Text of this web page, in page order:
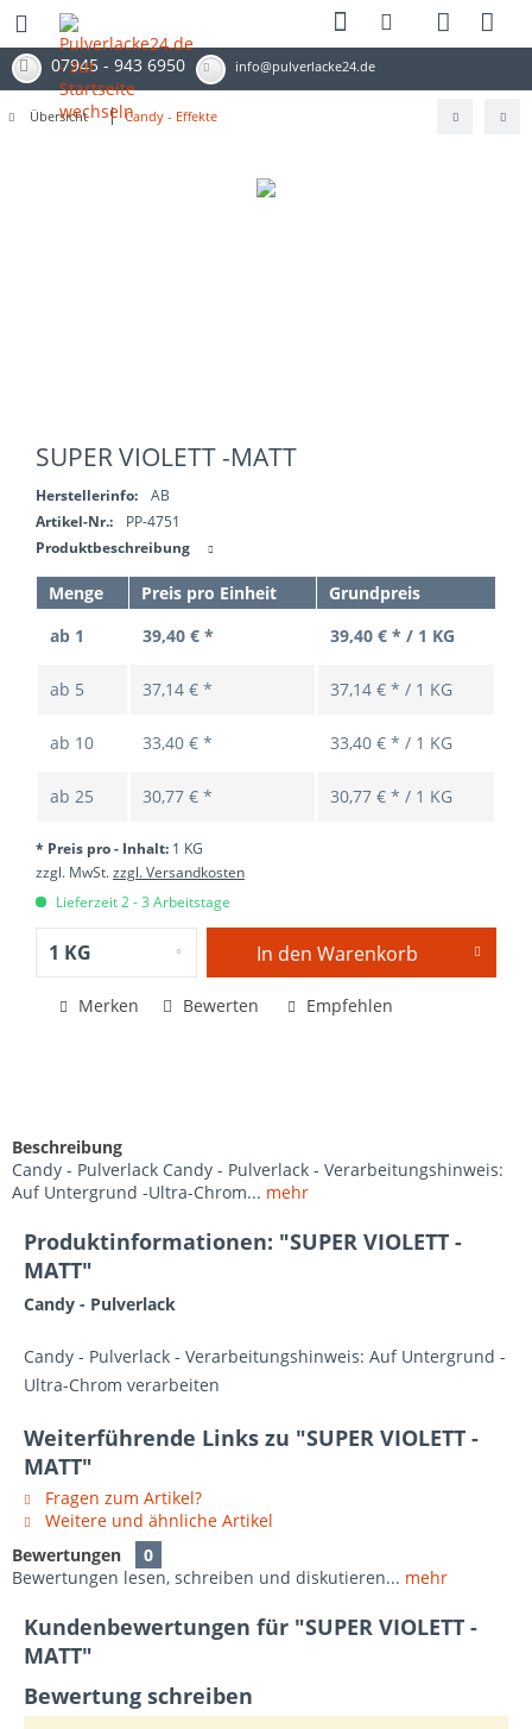
07945 - 943 6950 info@pulverlacke24.de
Übersicht Candy - Effekte
SUPER VIOLETT -MATT
Herstellerinfo:
AB
Artikel-Nr.:
PP-4751
Produktbeschreibung
Menge Preis pro Einheit
Grundpreis
ab 1
39,40 € * 39,40 € * / 1 KG
ab 5 37,14 € * 37,14 € * / 1 KG
ab 10 33,40 € * 33,40 € * / 1 KG
ab 25 30,77 € * 30,77 € * / 1 KG
* Preis pro - Inhalt: 1 KG
zzgl. MwSt.zzgl. Versandkosten
Lieferzeit 2 - 3 Arbeitstage
In den Warenkorb
Merken Bewerten Empfehlen
Beschreibung
Candy - Pulverlack Candy - Pulverlack - Verarbeitungshinweis:
Auf Untergrund -Ultra-Chrom... mehr
Produktinformationen: "SUPER VIOLETT -
MATT"
Candy - Pulverlack
Candy - Pulverlack - Verarbeitungshinweis: Auf Untergrund -
Ultra-Chrom verarbeiten
Weiterführende Links zu "SUPER VIOLETT -
MATT"
Fragen zum Artikel?
Weitere und ähnliche Artikel
Bewertungen
0
Bewertungen lesen, schreiben und diskutieren... mehr
Kundenbewertungen für "SUPER VIOLETT -
MATT"
Bewertung schreiben